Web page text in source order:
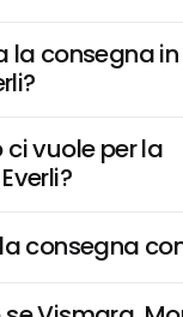
la consegna in
vuole per la
consegna